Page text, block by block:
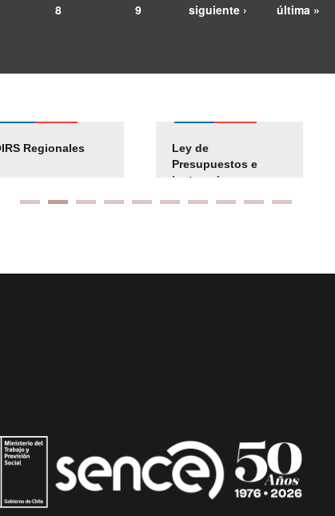
8 9 siguiente › última »
Regionales
Ley de
Presupuestos e
instrucciones